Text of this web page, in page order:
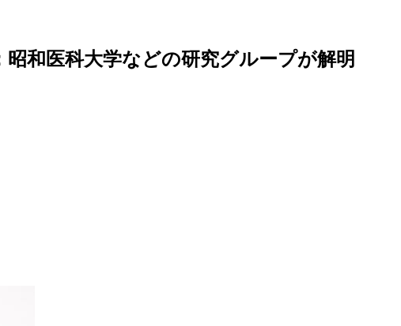
和医科大学などの研究グループが解明